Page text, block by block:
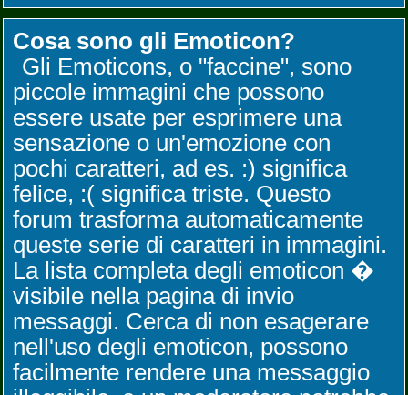
Cosa sono gli Emoticon?
Gli Emoticons, o "faccine", sono
piccole immagini che possono
essere usate per esprimere una
sensazione o un'emozione con
pochi caratteri, ad es. :) significa
felice, :( significa triste. Questo
forum trasforma automaticamente
queste serie di caratteri in immagini.
La lista completa degli emoticon �
visibile nella pagina di invio
messaggi. Cerca di non esagerare
nell'uso degli emoticon, possono
facilmente rendere una messaggio